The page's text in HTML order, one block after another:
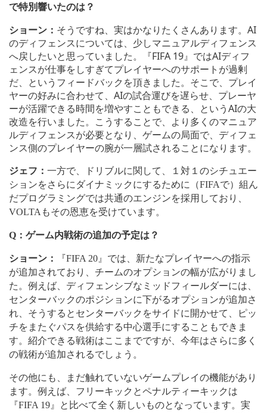
で特別響いたのは？
ショーン： そうですね、実はかなりたくさんあります。AI
のディフェンスについては、少しマニュアルディフェンス
へ戻したいと思っていました。『FIFA 19』ではAIディフ
ェンスが仕事をしすぎてプレイヤーへのサポートが過剰
だ、というフィードバックを頂きました。そこで、プレイ
ヤーの好みに合わせて、AIの試合運びを遅らせ、プレーヤ
ーが活躍できる時間を増やすこともできる、というAIの大
改造を行いました。こうすることで、より多くのマニュア
ルディフェンスが必要となり、ゲームの局面で、ディフェ
ンス側のプレイヤーの腕が一層試されることになります。
ジェフ： 一方で、ドリブルに関して、１対１のシチュエー
ションをさらにダイナミックにするために（FIFAで）組ん
だプログラミングでは共通のエンジンを採用しており、
VOLTAもその恩恵を受けています。
Q ：ゲーム内戦術の追加の予定は？
ショーン： 『 FIFA 20』では、新たなプレイヤーへの指示
が追加されており、チームのオプションの幅が広がりまし
た。例えば、ディフェンシブなミッドフィールダーには、
センターバックのポジションに下がるオプションが追加さ
れ、そうするとセンターバックをサイドに開かせて、ピッ
チをまたぐパスを供給する中心選手にすることもできま
す。紹介できる戦術はここまでですが、今年はさらに多く
の戦術が追加されるでしょう。
その他にも、まだ触れていないゲームプレイの機能があり
ます。例えば、フリーキックとペナルティーキックは
『 FIFA 19』
と比べて全く新しいものとなっています。実